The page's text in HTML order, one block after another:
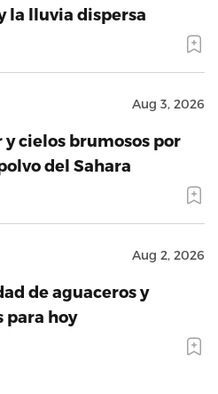
la lluvia dispersa
Aug 3, 2026
cielos brumosos por
del Sahara
Aug 2, 2026
de aguaceros y
para hoy